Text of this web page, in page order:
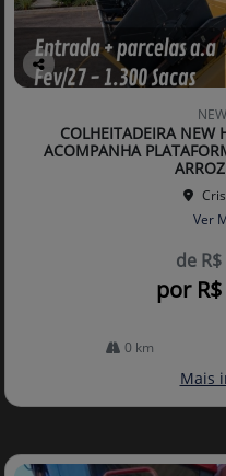
Co
lhe
COLHEITADEIRA
ACOMPANHA
Ver
de
por
0 km
Mais